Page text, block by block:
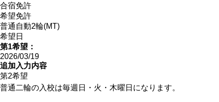
合宿免許
希望免許
普通自動2輪(MT)
希望日
第1希望：
2026/03/19
追加入力内容
第2希望
普通二輪の入校は毎週日・火・木曜日になります。